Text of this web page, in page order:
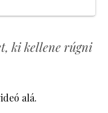
ki kellene rúgni
alá.